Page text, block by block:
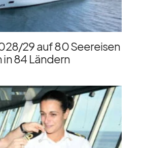
​29 auf 80 Seereisen
in 84 Ländern